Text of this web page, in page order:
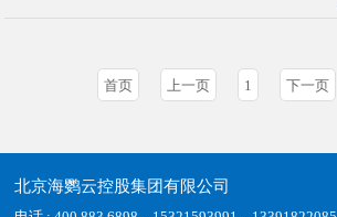
首页 上一页 1 下一页
北京海鹦云控股集团有限公司